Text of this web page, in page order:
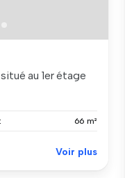
au 1er étage
66 m²
Voir plus